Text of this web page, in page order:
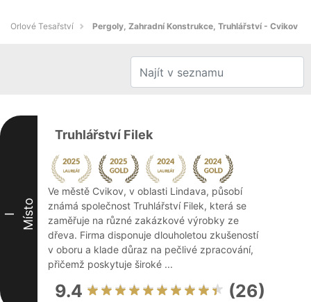
Orlové Tesařství Pergoly, Zahradní Konstrukce, Truhlářství - Cvikov
I Místo
Truhlářství Filek
Ve městě Cvikov, v oblasti Lindava, působí
známá společnost Truhlářství Filek, která se
zaměřuje na různé zakázkové výrobky ze
dřeva. Firma disponuje dlouholetou zkušeností
v oboru a klade důraz na pečlivé zpracování,
přičemž poskytuje široké ...
9.4 (26)